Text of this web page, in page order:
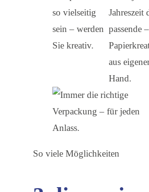
So viele Möglichkeiten